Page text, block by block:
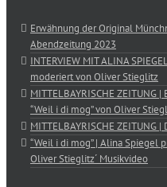
Erwähnung der Original
Abendzeitung 2023
INTERVIEW MIT ALINA
moderiert von Oliver Stieglitz
MITTELBAYRISCHE
“Weil i di mog” von Oliver
MITTELBAYRISCHE ZEITUNG
“Weil i di mog” | Alina Spiegel
Oliver Stieglitz´ Musikvideo